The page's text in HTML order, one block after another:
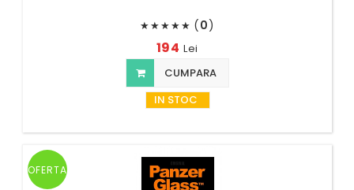
★★★★★ (0)
194 Lei
CUMPARA
IN STOC
OFERTA